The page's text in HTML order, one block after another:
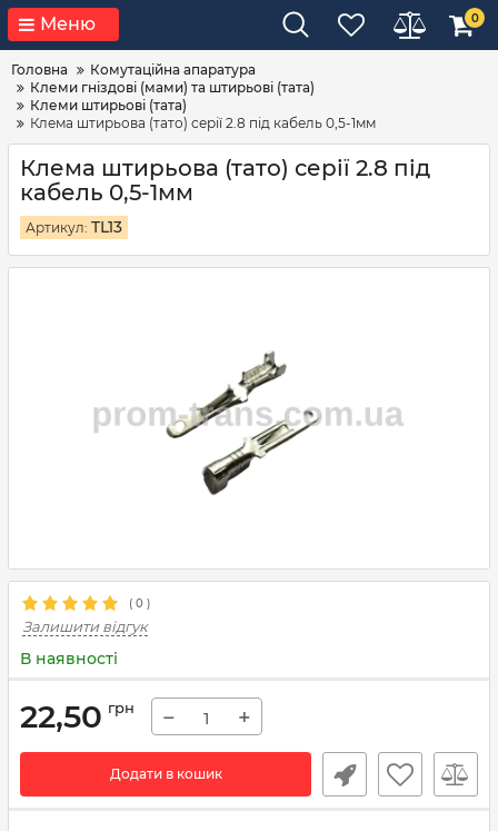
Меню 0
Головна
Комутаційна апаратура
Клеми гніздові (мами) та штирьові (тата)
Клеми штирьові (тата)
Клема штирьова (тато) серії 2.8 під кабель 0,5-1мм
Клема штирьова (тато) серії 2.8 під
кабель 0,5-1мм
Артикул: TL13
( 0 )
Залишити відгук
В наявності
22,50 грн − +
Додати в кошик